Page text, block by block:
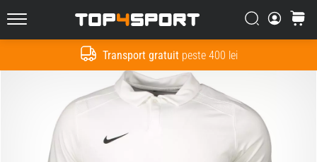
Transport gratuitpeste 400 lei
Top4Sport.ro Căutare
Cos